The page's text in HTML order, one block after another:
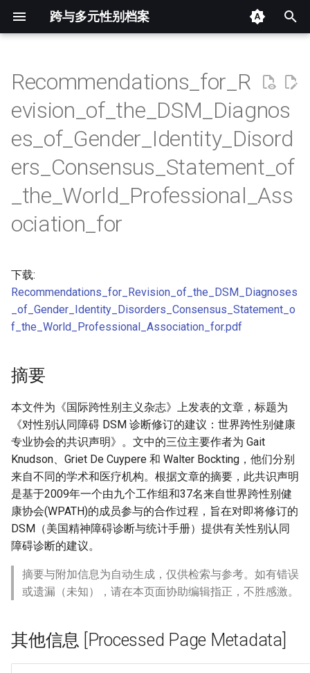
跨与多元性别档案
开
始
搜
摘要
其他信息 [Processed Page
Metadata]
正文
Recommendations_for_R
evision_of_the_DSM_Diagnos
es_of_Gender_Identity_Disord
ers_Consensus_Statement_of
_the_World_Professional_Ass
ociation_for
下载:
Recommendations_for_Revision_of_the_DSM_Diagnoses
_of_Gender_Identity_Disorders_Consensus_Statement_o
f_the_World_Professional_Association_for.pdf
摘要
本文件为《国际跨性别主义杂志》上发表的文章，标题为
《对性别认同障碍 DSM 诊断修订的建议：世界跨性别健康
专业协会的共识声明》。文中的三位主要作者为 Gait
Knudson、Griet De Cuypere 和 Walter Bockting，他们分别
来自不同的学术和医疗机构。根据文章的摘要，此共识声明
是基于2009年一个由九个工作组和37名来自世界跨性别健
康协会(WPATH)的成员参与的合作过程，旨在对即将修订的
DSM（美国精神障碍诊断与统计手册）提供有关性别认同
障碍诊断的建议。
摘要与附加信息为自动生成，仅供检索与参考。如有错误
或遗漏（未知），请在本页面协助编辑指正，不胜感激。
其他信息 [Processed Page Metadata]